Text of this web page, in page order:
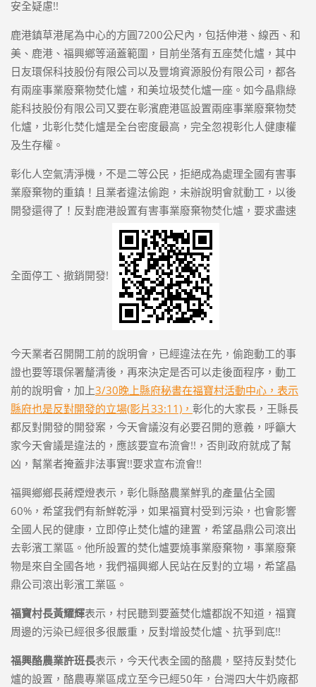
安全疑慮!!
鹿港鎮草港尾為中心的方圓7200公尺內，包括伸港、線西、和
美、鹿港、福興鄉等涵蓋範圍，目前坐落有五座焚化爐，其中
日友環保科技股份有限公司以及豐堉資源股份有限公司，都各
有兩座事業廢棄物焚化爐，和美垃圾焚化爐一座。如今晶鼎綠
能科技股份有限公司又要在彰濱鹿港區設置兩座事業廢棄物焚
化爐，北彰化焚化爐是全台密度最高，完全忽視彰化人健康權
及生存權。
彰化人空氣清淨機，不是二等公民，拒絕成為處理全國有害事
業廢棄物的重鎮！且業者違法偷跑，未辦說明會就動工，以後
開發還得了！反對鹿港設置有害事業廢棄物焚化爐，要求盡速
全面停工、撤銷開發!
今天業者召開開工前的說明會，已經違法在先，偷跑動工的事
證也要等環保署釐清後，再來決定是否可以走後面程序，動工
前的說明會，加上3/30晚上縣府秘書在福寶村活動中心，表示
縣府也是反對開發的立場(影片33:11)， 彰化的大家長，王縣長
都反對開發的開發案，今天會議沒有必要召開的意義，呼籲大
家今天會議是違法的，應該要宣布流會!!，否則政府就成了幫
凶，幫業者掩蓋非法事實!!要求宣布流會!!
福興鄉鄉長蔣煙燈表示，彰化縣酪農業鮮乳的產量佔全國
60%，希望我們有新鮮乾淨，如果福寶村受到污染，也會影響
全國人民的健康，立即停止焚化爐的建置，希望晶鼎公司滾出
去彰濱工業區。他所設置的焚化爐要燒事業廢棄物，事業廢棄
物是來自全國各地，我們福興鄉人民站在反對的立場，希望晶
鼎公司滾出彰濱工業區。
福寶村長黃耀輝表示，村民聽到要蓋焚化爐都說不知道，福寶
周邊的污染已經很多很嚴重，反對增設焚化爐、抗爭到底!!
福興酪農業許班長表示，今天代表全國的酪農，堅持反對焚化
爐的設置，酪農專業區成立至今已經50年，台灣四大牛奶廠都